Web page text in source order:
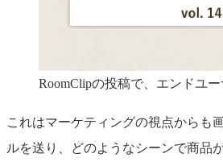
RoomClipの投稿で、エンドユ
これはマーケティングの視点からも
ルを送り、どのようなシーンで商品